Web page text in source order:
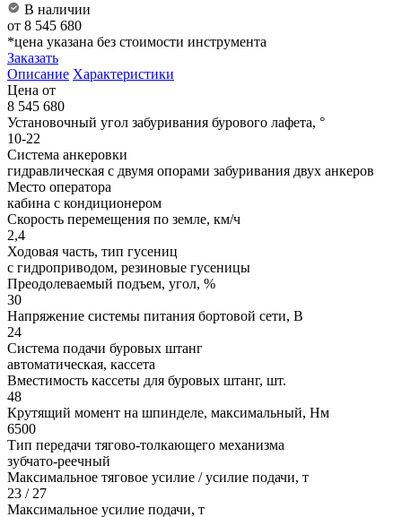
В наличии
от 8 545 680
*цена указана без стоимости инструмента
Заказать
Описание Характеристики
Цена от
8 545 680
Установочный угол забуривания бурового лафета, °
10-22
Система анкеровки
гидравлическая с двумя опорами забуривания двух анкеров
Место оператора
кабина с кондиционером
Скорость перемещения по земле, км/ч
2,4
Ходовая часть, тип гусениц
с гидроприводом, резиновые гусеницы
Преодолеваемый подъем, угол, %
30
Напряжение системы питания бортовой сети, В
24
Система подачи буровых штанг
автоматическая, кассета
Вместимость кассеты для буровых штанг, шт.
48
Крутящий момент на шпинделе, максимальный, Hм
6500
Тип передачи тягово-толкающего механизма
зубчато-реечный
Максимальное тяговое усилие / усилие подачи, т
23 / 27
Максимальное усилие подачи, т